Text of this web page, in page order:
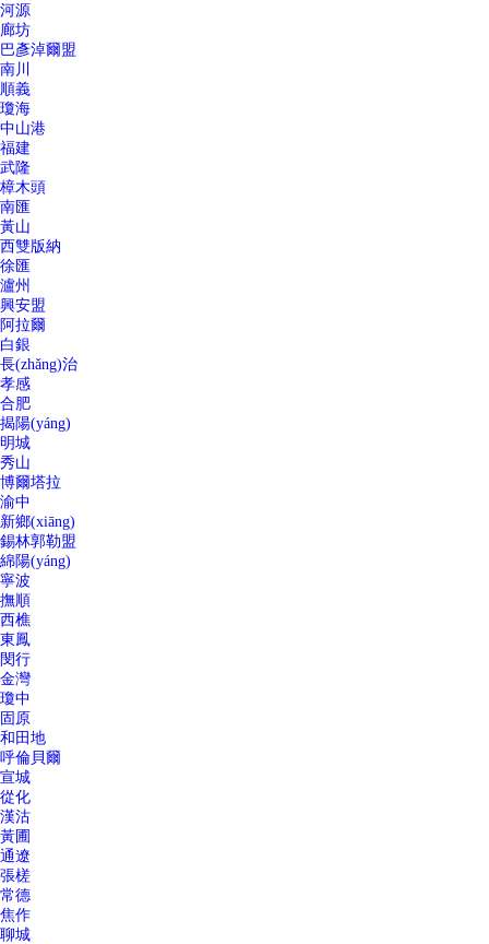
河源
廊坊
巴彥淖爾盟
南川
順義
瓊海
中山港
福建
武隆
樟木頭
南匯
黃山
西雙版納
徐匯
瀘州
興安盟
阿拉爾
白銀
長(zhǎng)治
孝感
合肥
揭陽(yáng)
明城
秀山
博爾塔拉
渝中
新鄉(xiāng)
錫林郭勒盟
綿陽(yáng)
寧波
撫順
西樵
東鳳
閔行
金灣
瓊中
固原
和田地
呼倫貝爾
宣城
從化
漢沽
黃圃
通遼
張槎
常德
焦作
聊城